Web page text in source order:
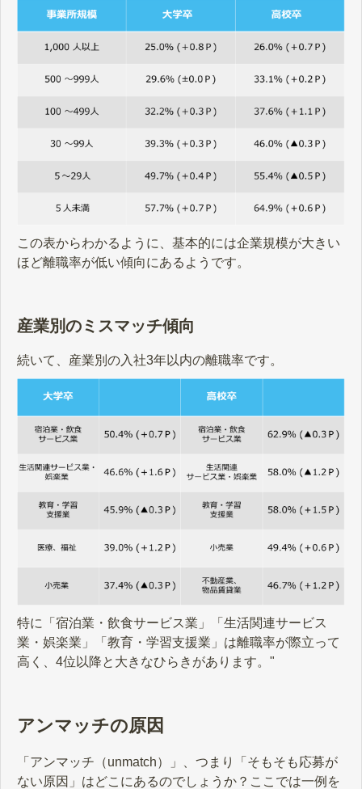
この表からわかるように、基本的には企業規模が大きい
ほど離職率が低い傾向にあるようです。
産業別のミスマッチ傾向
続いて、産業別の入社3年以内の離職率です。
特に「宿泊業・飲食サービス業」「生活関連サービス
業・娯楽業」「教育・学習支援業」は離職率が際立って
高く、4位以降と大きなひらきがあります。"
アンマッチの原因
「アンマッチ（unmatch）」、つまり「そもそも応募が
ない原因」はどこにあるのでしょうか？ここでは一例を